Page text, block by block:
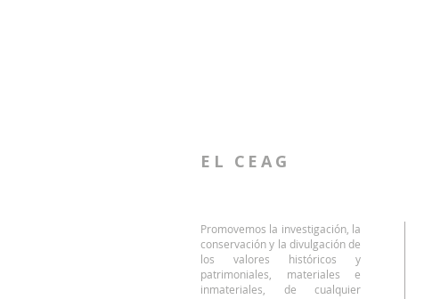
EL CEAG
Promovemos la investigación, la
conservación y la divulgación de
los valores históricos y
patrimoniales, materiales e
inmateriales, de cualquier